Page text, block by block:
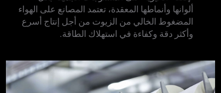
ألوانها وأنماطها المعقدة، تعتمد المصانع على الهواء
المضغوط الخالي من الزيوت من أجل إنتاج أسرع
وأكثر دقة وكفاءة في استهلاك الطاقة.